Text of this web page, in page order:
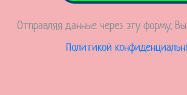
Отправляя данные через эту форму,
Политикой